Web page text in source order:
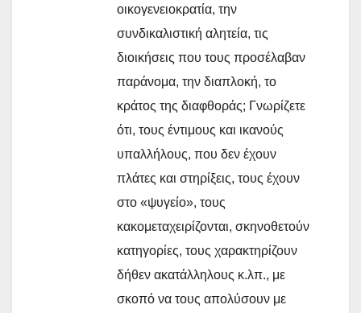
οικογενειοκρατία, την
συνδικαλιστική αλητεία, τις
διοικήσεις που τους προσέλαβαν
παράνομα, την διαπλοκή, το
κράτος της διαφθοράς; Γνωρίζετε
ότι, τους έντιμους και ικανούς
υπαλλήλους, που δεν έχουν
πλάτες και στηρίξεις, τους έχουν
στο «ψυγείο», τους
κακομεταχειρίζονται, σκηνοθετούν
κατηγορίες, τους χαρακτηρίζουν
δήθεν ακατάλληλους κ.λπ., με
σκοπό να τους απολύσουν με